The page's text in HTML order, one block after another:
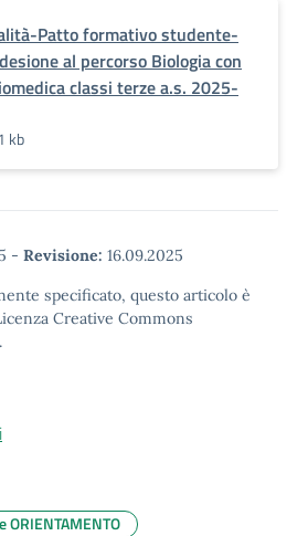
Patto formativo studente-
al percorso Biologia con
classi terze a.s. 2025-
kb
- Revisione: 16.09.2025
specificato, questo articolo è
Creative Commons
ORIENTAMENTO